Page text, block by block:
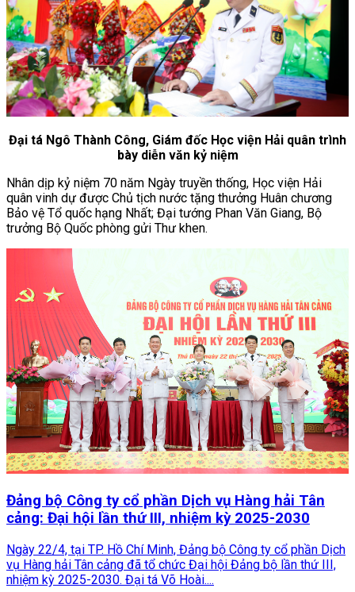
Đại tá Ngô Thành Công, Giám đốc Học viện Hải quân trình
bày diễn văn kỷ niệm
Nhân dịp kỷ niệm 70 năm Ngày truyền thống, Học viện Hải
quân vinh dự được Chủ tịch nước tặng thưởng Huân chương
Bảo vệ Tổ quốc hạng Nhất; Đại tướng Phan Văn Giang, Bộ
trưởng Bộ Quốc phòng gửi Thư khen.
Đảng bộ Công ty cổ phần Dịch vụ Hàng hải Tân
cảng: Đại hội lần thứ III, nhiệm kỳ 2025-2030
Ngày 22/4, tại TP. Hồ Chí Minh, Đảng bộ Công ty cổ phần Dịch
vụ Hàng hải Tân cảng đã tổ chức Đại hội Đảng bộ lần thứ III,
nhiệm kỳ 2025-2030. Đại tá Võ Hoài....